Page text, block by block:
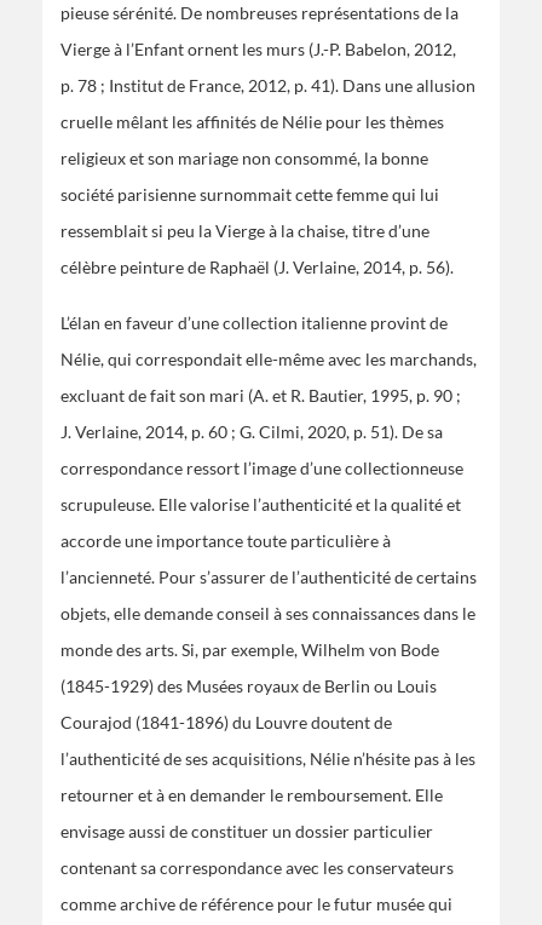
pieuse sérénité. De nombreuses représentations de la
Vierge à l’Enfant ornent les murs (J.-P. Babelon, 2012,
p. 78 ; Institut de France, 2012, p. 41). Dans une allusion
cruelle mêlant les affinités de Nélie pour les thèmes
religieux et son mariage non consommé, la bonne
société parisienne surnommait cette femme qui lui
ressemblait si peu la Vierge à la chaise, titre d’une
célèbre peinture de Raphaël (J. Verlaine, 2014, p. 56).
L’élan en faveur d’une collection italienne provint de
Nélie, qui correspondait elle-même avec les marchands,
excluant de fait son mari (A. et R. Bautier, 1995, p. 90 ;
J. Verlaine, 2014, p. 60 ; G. Cilmi, 2020, p. 51). De sa
correspondance ressort l’image d’une collectionneuse
scrupuleuse. Elle valorise l’authenticité et la qualité et
accorde une importance toute particulière à
l’ancienneté. Pour s’assurer de l’authenticité de certains
objets, elle demande conseil à ses connaissances dans le
monde des arts. Si, par exemple, Wilhelm von Bode
(1845-1929) des Musées royaux de Berlin ou Louis
Courajod (1841-1896) du Louvre doutent de
l’authenticité de ses acquisitions, Nélie n’hésite pas à les
retourner et à en demander le remboursement. Elle
envisage aussi de constituer un dossier particulier
contenant sa correspondance avec les conservateurs
comme archive de référence pour le futur musée qui